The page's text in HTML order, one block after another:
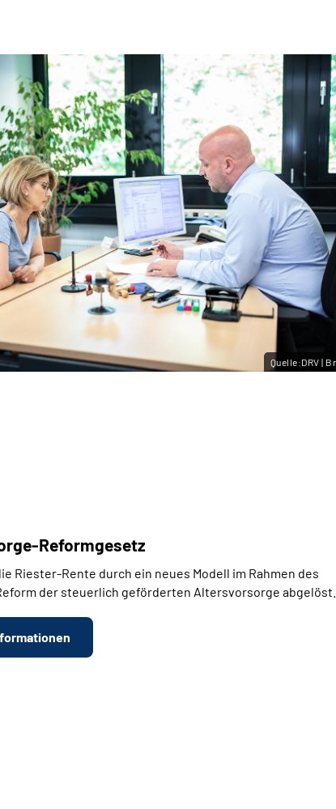
Quelle:DRV |
Reformgesetz
Riester-Rente durch ein neues Modell im Rahmen des
der steuerlich geförderten Altersvorsorge abgelöst.